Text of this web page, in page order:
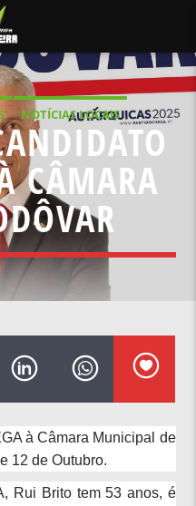
NOTÍCIAS LOCAIS
CÂMARA
à Câmara Municipal de
12 de Outubro.
Rui Brito tem 53 anos, é